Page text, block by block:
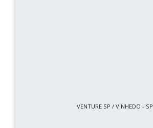
VENTURE SP / VINHEDO - SP